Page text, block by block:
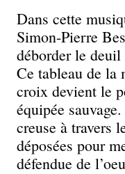
Dans cette
Simon-Pierre
déborder le deuil
Ce tableau de la
croix devient le
équipée
creuse à travers
déposées pour
défendue de